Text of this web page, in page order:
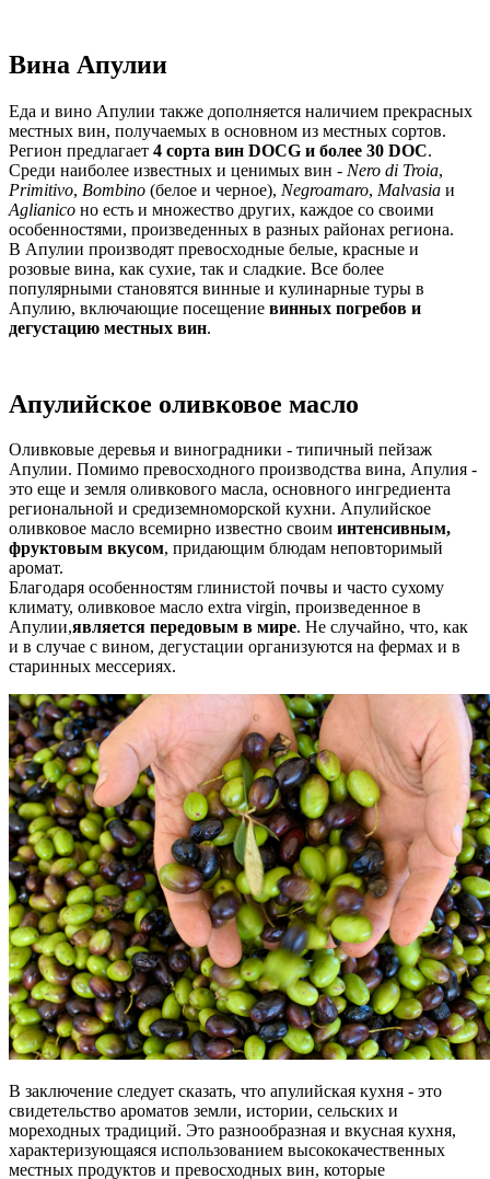
Вина Апулии
Еда и вино Апулии также дополняется наличием прекрасных
местных вин, получаемых в основном из местных сортов.
Регион предлагает 4 сорта вин DOCG и более 30 DOC.
Среди наиболее известных и ценимых вин - Nero di Troia,
Primitivo, Bombino (белое и черное), Negroamaro, Malvasia и
Aglianico но есть и множество других, каждое со своими
особенностями, произведенных в разных районах региона.
В Апулии производят превосходные белые, красные и
розовые вина, как сухие, так и сладкие. Все более
популярными становятся винные и кулинарные туры в
Апулию, включающие посещение винных погребов и
дегустацию местных вин.
Апулийское оливковое масло
Оливковые деревья и виноградники - типичный пейзаж
Апулии. Помимо превосходного производства вина, Апулия -
это еще и земля оливкового масла, основного ингредиента
региональной и средиземноморской кухни. Апулийское
оливковое масло всемирно известно своим интенсивным,
фруктовым вкусом, придающим блюдам неповторимый
аромат.
Благодаря особенностям глинистой почвы и часто сухому
климату, оливковое масло extra virgin, произведенное в
Апулии,является передовым в мире. Не случайно, что, как
и в случае с вином, дегустации организуются на фермах и в
старинных мессериях.
В заключение следует сказать, что апулийская кухня - это
свидетельство ароматов земли, истории, сельских и
мореходных традиций. Это разнообразная и вкусная кухня,
характеризующаяся использованием высококачественных
местных продуктов и превосходных вин, которые